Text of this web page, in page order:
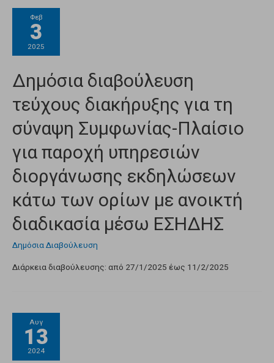
Φεβ
3
2025
Δημόσια διαβούλευση
τεύχους διακήρυξης για τη
σύναψη Συμφωνίας-Πλαίσιο
για παροχή υπηρεσιών
διοργάνωσης εκδηλώσεων
κάτω των ορίων με ανοικτή
διαδικασία μέσω ΕΣΗΔΗΣ
Δημόσια Διαβούλευση
Διάρκεια διαβούλευσης: από 27/1/2025 έως 11/2/2025
Αυγ
13
2024